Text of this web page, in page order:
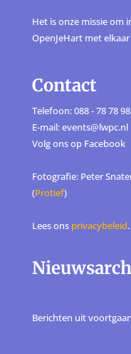
Het is onze missie om
OpenJeHart met
Contact
Telefoon: 088 - 78 78
E-mail: events@lwpc.nl
Volg ons op Facebook
Fotografie: Peter
(Protief)
Lees ons privacybeleid.
Berichten uit